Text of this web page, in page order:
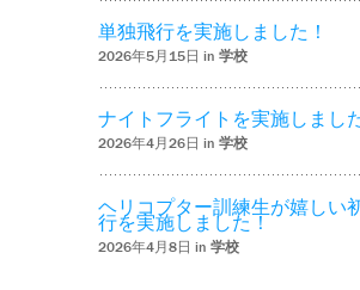
単独飛行を実施しました！
2026年5月15日 in 学校
ナイトフライトを実施しまし
2026年4月26日 in 学校
ヘリコプター訓練生が嬉しい
行を実施しました！
2026年4月8日 in 学校